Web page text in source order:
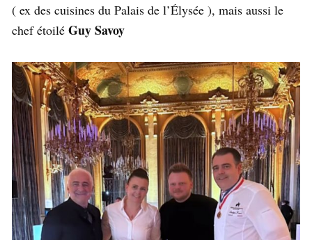
( ex des cuisines du Palais de l’Élysée ), mais aussi le
chef étoilé Guy Savoy